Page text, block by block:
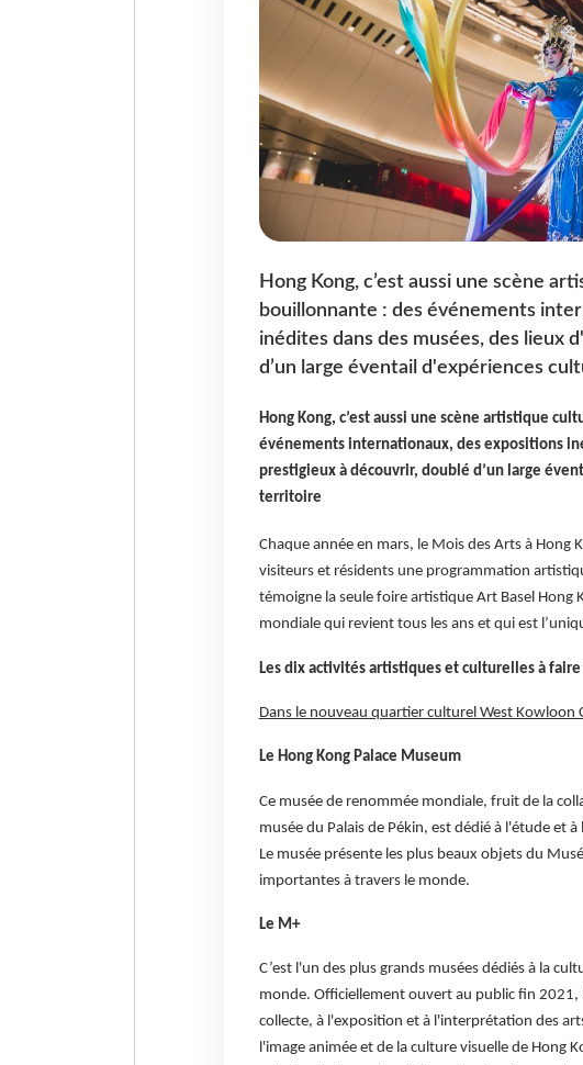
Hong Kong, c’est aussi une scène
bouillonnante : des événements
inédites dans des musées, des lieux
d’un large éventail d'expériences
Hong Kong, c’est aussi une scène artistique
événements internationaux, des expositions
prestigieux à découvrir, doublé d’un large
territoire
Chaque année en mars, le Mois des Arts à Hong
visiteurs et résidents une programmation
témoigne la seule foire artistique Art Basel
mondiale qui revient tous les ans et qui est
Les dix activités artistiques et culturelles à
Dans le nouveau quartier culturel West
Le Hong Kong Palace Museum
Ce musée de renommée mondiale, fruit de la
musée du Palais de Pékin, est dédié à l'étude et
Le musée présente les plus beaux objets du
importantes à travers le monde.
Le M+
C’est l'un des plus grands musées dédiés à la
monde. Officiellement ouvert au public fin 2021,
collecte, à l'exposition et à l'interprétation des
l'image animée et de la culture visuelle de Hong